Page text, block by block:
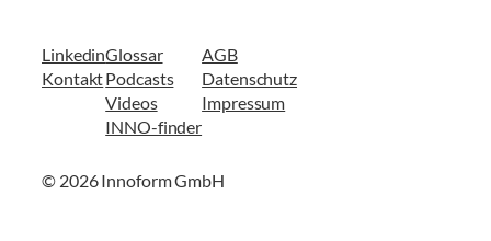
Linkedin
Kontakt
Glossar
Podcasts
Videos
INNO-finder
AGB
Datenschutz
Impressum
© 2026 Innoform GmbH